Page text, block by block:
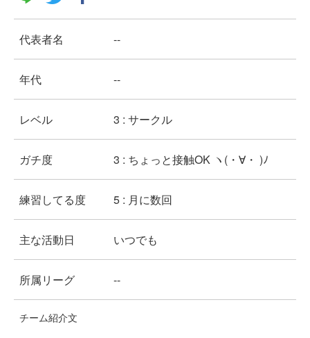
代表者名 --
年代 --
レベル 3 : サークル
ガチ度 3 : ちょっと接触OK ヽ(・∀・ )ﾉ
練習してる度 5 : 月に数回
主な活動日 いつでも
所属リーグ --
チーム紹介文